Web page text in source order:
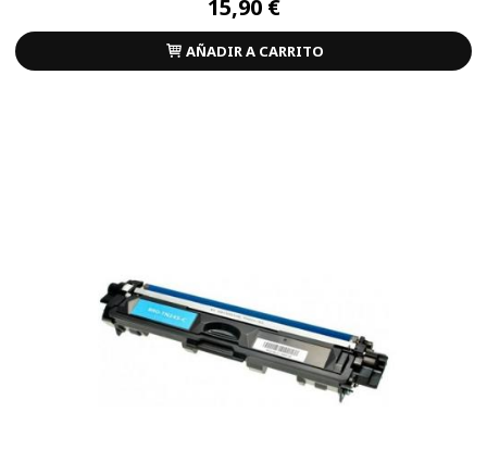
15,90 €
AÑADIR A CARRITO